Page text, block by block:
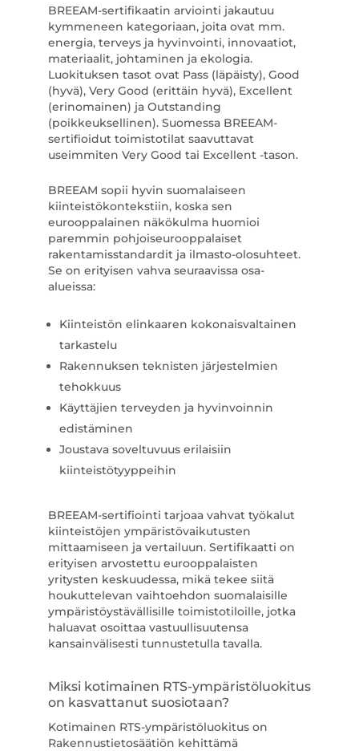
BREEAM-sertifikaatin arviointi jakautuu
kymmeneen kategoriaan, joita ovat mm.
energia, terveys ja hyvinvointi, innovaatiot,
materiaalit, johtaminen ja ekologia.
Luokituksen tasot ovat Pass (läpäisty), Good
(hyvä), Very Good (erittäin hyvä), Excellent
(erinomainen) ja Outstanding
(poikkeuksellinen). Suomessa BREEAM-
sertifioidut toimistotilat saavuttavat
useimmiten Very Good tai Excellent -tason.
BREEAM sopii hyvin suomalaiseen
kiinteistökontekstiin, koska sen
eurooppalainen näkökulma huomioi
paremmin pohjoiseurooppalaiset
rakentamisstandardit ja ilmasto-olosuhteet.
Se on erityisen vahva seuraavissa osa-
alueissa:
Kiinteistön elinkaaren kokonaisvaltainen
tarkastelu
Rakennuksen teknisten järjestelmien
tehokkuus
Käyttäjien terveyden ja hyvinvoinnin
edistäminen
Joustava soveltuvuus erilaisiin
kiinteistötyyppeihin
BREEAM-sertifiointi tarjoaa vahvat työkalut
kiinteistöjen ympäristövaikutusten
mittaamiseen ja vertailuun. Sertifikaatti on
erityisen arvostettu eurooppalaisten
yritysten keskuudessa, mikä tekee siitä
houkuttelevan vaihtoehdon suomalaisille
ympäristöystävällisille toimistotiloille, jotka
haluavat osoittaa vastuullisuutensa
kansainvälisesti tunnustetulla tavalla.
Miksi kotimainen RTS-ympäristöluokitus
on kasvattanut suosiotaan?
Kotimainen RTS-ympäristöluokitus on
Rakennustietosäätiön kehittämä